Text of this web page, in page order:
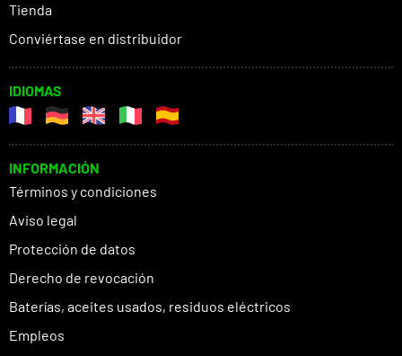
Tienda
Conviértase en distribuidor
IDIOMAS
INFORMACIÓN
Términos y condiciones
Aviso legal
Protección de datos
Derecho de revocación
Baterías, aceites usados, residuos eléctricos
Empleos